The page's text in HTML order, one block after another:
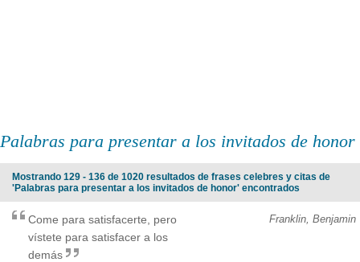
Palabras para presentar a los invitados de honor
Mostrando 129 - 136 de 1020 resultados de frases celebres y citas de
'Palabras para presentar a los invitados de honor' encontrados
Franklin, Benjamin
Come para satisfacerte, pero
vístete para satisfacer a los
demás